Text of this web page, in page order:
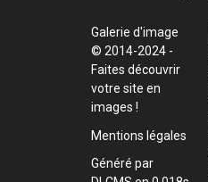
Galerie d'image
© 2014-2024 -
Faites découvrir
votre site en
images !
Mentions légales
Généré par